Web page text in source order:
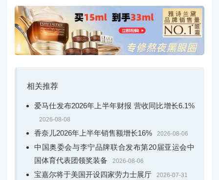
相关推荐
爱马仕发布2026年上半年财报 营收同比增长6.1%
2026-08-08
香奈儿2026年上半年销售额增长16% 2026-08-06
中国奥委会与李宁品牌联合发布第20届亚运会中
国体育代表团领奖装备
2026-08-06
宝嘉尔将于美国开设四家劳力士展厅 2026-07-31